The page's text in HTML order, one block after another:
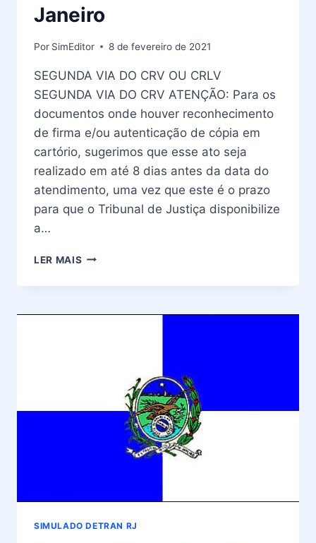
Janeiro
Por SimEditor 8 de fevereiro de 2021
SEGUNDA VIA DO CRV OU CRLV
SEGUNDA VIA DO CRV ATENÇÃO: Para os
documentos onde houver reconhecimento
de firma e/ou autenticação de cópia em
cartório, sugerimos que esse ato seja
realizado em até 8 dias antes da data do
atendimento, uma vez que este é o prazo
para que o Tribunal de Justiça disponibilize
a…
LER MAIS SEGUNDA
DO
OU
JANEIRO
SIMULADO DETRAN RJ